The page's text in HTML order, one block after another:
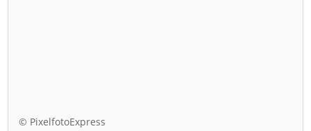
© PixelfotoExpress